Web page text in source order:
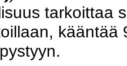
tarkoittaa